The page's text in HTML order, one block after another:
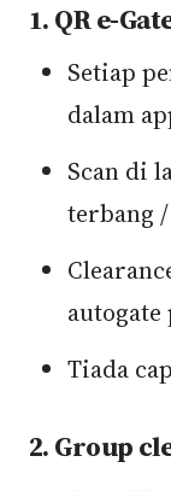
1. QR e-
Setiap
dalam
Scan di
terbang
autogate
Tiada
2. Group